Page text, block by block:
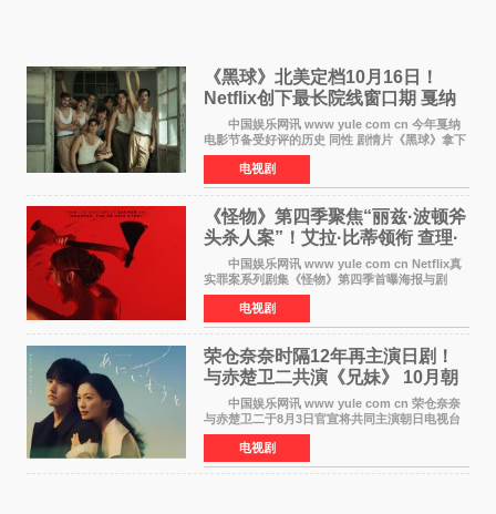
《黑球》北美定档10月16日！
Netflix创下最长院线窗口期 戛纳
最佳导演加持
中国娱乐网讯 www yule com cn 今年戛纳
电影节备受好评的历史 同性 剧情片《黑球》拿下
Netflix美国发行电影的最长院线放映期——该片
最新定档今年10月16日美国影院上映（此前定档
11月6日，如
电视剧
《怪物》第四季聚焦“丽兹·波顿斧
头杀人案”！艾拉·比蒂领衔 查理·
汉纳姆、莎拉·保
中国娱乐网讯 www yule com cn Netflix真
实罪案系列剧集《怪物》第四季首曝海报与剧
照，聚焦鹅妈妈童谣亦有记载的著名血腥杀人案
——丽兹·波顿砍死生父与继母案。 本季由艾
拉·比蒂饰
电视剧
荣仓奈奈时隔12年再主演日剧！
与赤楚卫二共演《兄妹》 10月朝
日新档开播
中国娱乐网讯 www yule com cn 荣仓奈奈
与赤楚卫二于8月3日官宣将共同主演朝日电视台
日剧《兄妹》（10月开播，每周六晚10点播
出）。这也是荣仓奈奈继TBS剧集《为了N》之
后，暌违12年再度担
电视剧